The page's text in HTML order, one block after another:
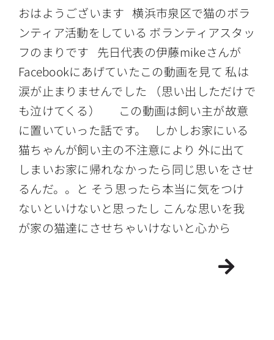
おはようございます 横浜市泉区で猫のボラ
ンティア活動をしている ボランティアスタッ
フのまりです 先日代表の伊藤mikeさんが
Facebookにあげていたこの動画を見て 私は
涙が止まりませんでした （思い出しただけで
も泣けてくる） この動画は飼い主が故意
に置いていった話です。 しかしお家にいる
猫ちゃんが飼い主の不注意により 外に出て
しまいお家に帰れなかったら同じ思いをさせ
るんだ。。と そう思ったら本当に気をつけ
ないといけないと思ったし こんな思いを我
が家の猫達にさせちゃいけないと心から